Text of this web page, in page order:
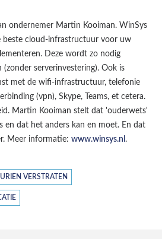
ondernemer Martin Kooiman. WinSys
beste cloud-infrastructuur voor uw
Deze wordt zo nodig
serverinvestering). Ook is
met de wifi-infrastructuur, telefonie
(vpn), Skype, Teams, et cetera.
Martin Kooiman stelt dat 'ouderwets'
en dat het anders kan en moet. En dat
Meer informatie: www.winsys.nl .
VERSTRATEN